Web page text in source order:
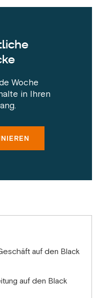
Woche
in Ihren
auf den Black
auf den Black